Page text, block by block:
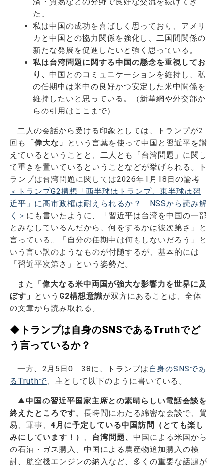
た。
私は中国の成功を喜ばしく思っており、アメリ
カと中国との協力関係を強化し、二国間関係の
新たな発展を促進したいと強く思っている。
私は台湾問題に関する中国の懸念を重視してお
り、 中国とのコミュニケーションを維持し、私
の任期中は米中の良好かつ安定した米中関係を
維持したいと思っている。（新華網や外交部か
らの引用はここまで）
二人の会話から受ける印象としては、トランプが2
回も
「偉大な」
という言葉を使って中国と習近平を讃
えているということと、二人とも「台湾問題」に関し
て重きを置いているということなどが挙げられる。ト
ランプは台湾問題に関しては2026年1月18日の論考
＜トランプG2構想「西半球はトランプ、東半球は習
近平」に高市政権は耐えられるか？ NSSから読み解
く＞ にも書いたように、「習近平は台湾を中国の一部
とみなしているんだから、何をするかは彼次第さ」と
言っている。「自分の任期中は何もしないだろう」と
いう言い訳のようなものが付随するが、基本的には
「習近平次第さ」という姿勢だ。
また
「偉大なる米中両国が強大な影響力を世界に及
ぼす」
という G2構想意識が双方にあることは、全体
の文章から読み取れる。
◆トランプは自身のSNSであるTruthでど
う言っているか？
一方、2月5日0：38に、トランプは 自身のSNSであ
るTruthで、主として以下のように書いている。
▲中国の習近平国家主席との素晴らしい電話会談を
終えたところです。長時間にわたる綿密な会談で、貿
易、軍事、 4月に予定している中国訪問（とても楽し
みにしています！）
、 台湾問題、 中国による米国から
の石油・ガス購入、中国による農産物追加購入の検
討、航空機エンジンの納入など、多くの重要な話題が